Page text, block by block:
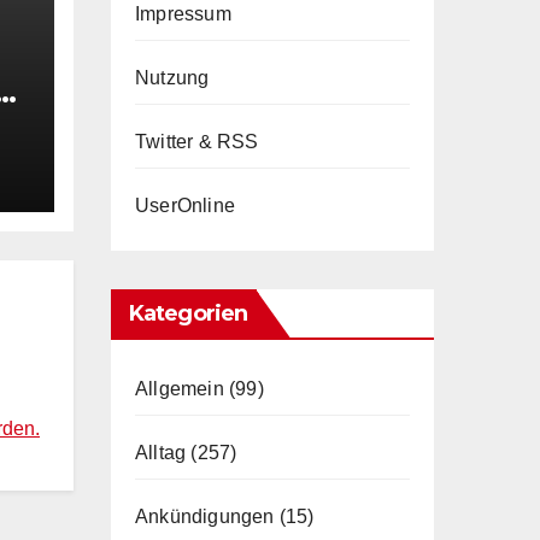
Impressum
Nutzung
Twitter & RSS
UserOnline
Kategorien
Allgemein (99)
Alltag (257)
Ankündigungen (15)